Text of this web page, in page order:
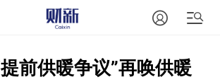
前供暖争议”再唤供暖